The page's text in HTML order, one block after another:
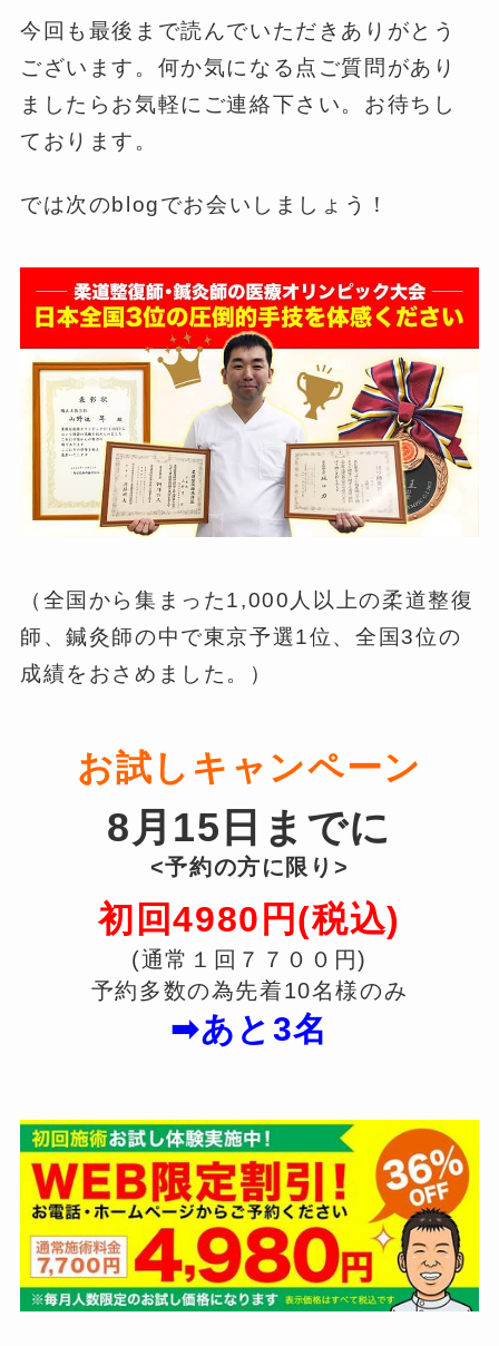
今回も最後まで読んでいただきありがとう
ございます。何か気になる点ご質問があり
ましたらお気軽にご連絡下さい。お待ちし
ております。
では次のblogでお会いしましょう！
（全国から集まった1,000人以上の柔道整復
師、鍼灸師の中で東京予選1位、全国3位の
成績をおさめました。）
お試しキャンペーン
8月15日までに
<予約の方に限り>
初回4980円(税込)
(通常１回７７００円)
予約多数の為先着10名様のみ
➡あと3名